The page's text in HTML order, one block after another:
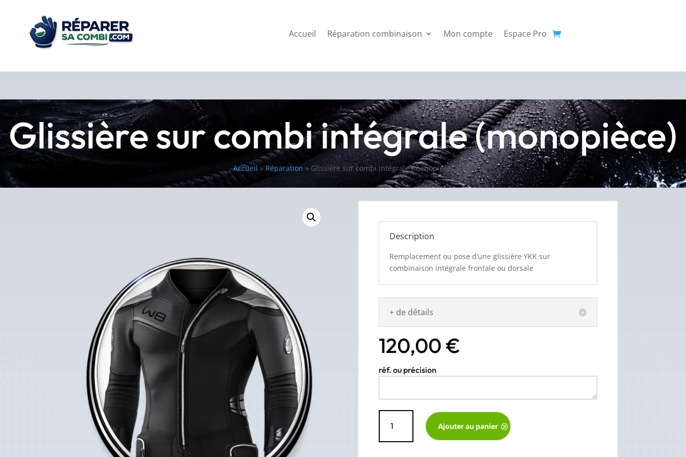
Accueil Réparation combinaison Mon compte Espace Pro
Glissière sur combi intégrale (monopièce)
Accueil » Réparation » Glissière sur combi intégrale (monopièce)
Description
Remplacement ou pose d’une glissière YKK sur
combinaison intégrale frontale ou dorsale
+ de détails
120,00€
réf. ou précision
Glissière
Ajouter au panier